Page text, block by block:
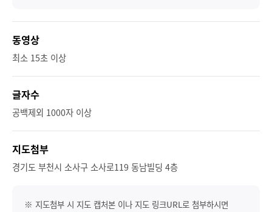
동영상
최소 15초 이상
글자수
공백제외 1000자 이상
지도첨부
경기도 부천시 소사구 소사로119 동남빌딩 4층
※ 지도첨부 시 지도 캡처본 이나 지도 링크URL로 첨부하시면